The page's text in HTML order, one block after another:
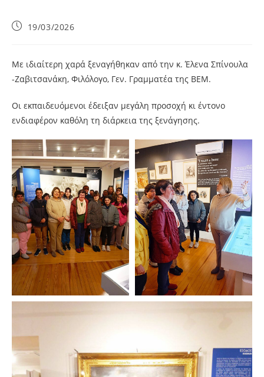
19/03/2026
Με ιδιαίτερη χαρά ξεναγήθηκαν από την κ. Έλενα Σπίνουλα
-Ζαβιτσανάκη, Φιλόλογο, Γεν. Γραμματέα της ΒΕΜ.
Οι εκπαιδευόμενοι έδειξαν μεγάλη προσοχή κι έντονο
ενδιαφέρον καθόλη τη διάρκεια της ξενάγησης.